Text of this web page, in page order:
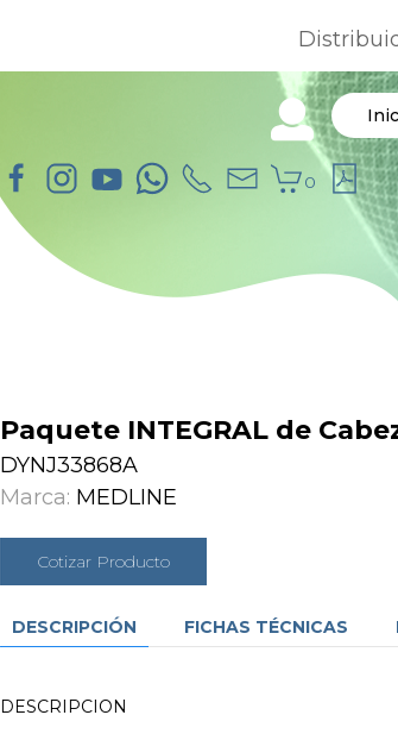
0
Paquete INTEGRAL de
DYNJ33868A
Marca: MEDLINE
Cotizar Producto
DESCRIPCIÓN FICHAS TÉCNICAS
DESCRIPCION